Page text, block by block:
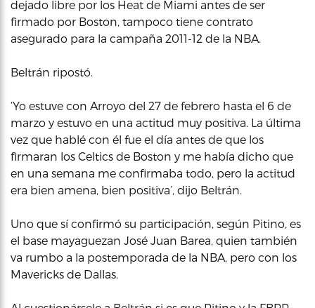
dejado libre por los Heat de Miami antes de ser
firmado por Boston, tampoco tiene contrato
asegurado para la campaña 2011-12 de la NBA.
Beltrán ripostó.
‘Yo estuve con Arroyo del 27 de febrero hasta el 6 de
marzo y estuvo en una actitud muy positiva. La última
vez que hablé con él fue el día antes de que los
firmaran los Celtics de Boston y me había dicho que
en una semana me confirmaba todo, pero la actitud
era bien amena, bien positiva’, dijo Beltrán.
Uno que sí confirmó su participación, según Pitino, es
el base mayaguezan José Juan Barea, quien también
va rumbo a la postemporada de la NBA, pero con los
Mavericks de Dallas.